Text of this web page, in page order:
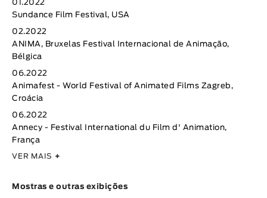
01.2022
Sundance Film Festival, USA
02.2022
ANIMA, Bruxelas Festival Internacional de Animação,
Bélgica
06.2022
Animafest - World Festival of Animated Films Zagreb,
Croácia
06.2022
Annecy - Festival International du Film d' Animation,
França
VER MAIS +
Mostras e outras exibições